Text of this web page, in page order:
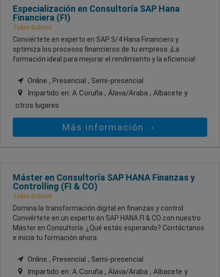
Especialización en Consultoría SAP Hana
Financiera (FI)
Tokio School
Conviértete en experto en SAP S/4 Hana Financiero y
optimiza los procesos financieros de tu empresa. ¡La
formación ideal para mejorar el rendimiento y la eficiencia!
Online , Presencial , Semi-presencial
Impartido en: A Coruña , Álava/Araba , Albacete y
otros lugares
Más información
Máster en Consultoría SAP HANA Finanzas y
Controlling (FI & CO)
Tokio School
Domina la transformación digital en finanzas y control:
Conviértete en un experto en SAP HANA FI & CO con nuestro
Máster en Consultoría. ¿Qué estás esperando? Contáctanos
e inicia tu formación ahora.
Online , Presencial , Semi-presencial
Impartido en: A Coruña , Álava/Araba , Albacete y